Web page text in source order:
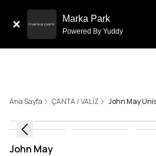
Marka Park
Powered By Yuddy
Ana Sayfa ÇANTA / VALİZ John May
John May